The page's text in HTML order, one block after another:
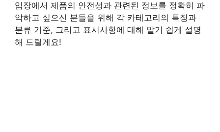
입장에서 제품의 안전성과 관련된 정보를 정확히 파
악하고 싶으신 분들을 위해 각 카테고리의 특징과
분류 기준, 그리고 표시사항에 대해 알기 쉽게 설명
해 드릴게요!